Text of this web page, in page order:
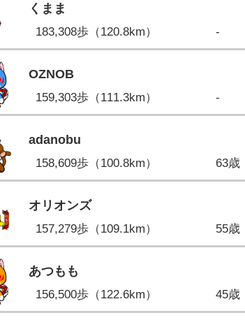
くまま
183,308歩（120.8km） -
OZNOB
159,303歩（111.3km） -
adanobu
158,609歩（100.8km） 63歳
オリオンズ
157,279歩（109.1km） 55歳
あつもも
156,500歩（122.6km） 45歳